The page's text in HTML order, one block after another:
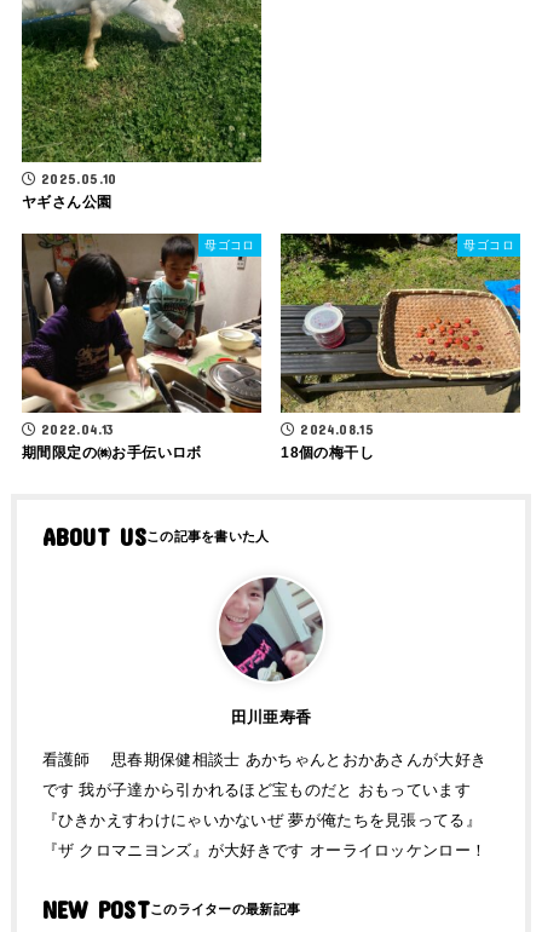
2025.05.10
ヤギさん公園
母ゴコロ
2022.04.13
期間限定の㈱お手伝いロボ
母ゴコロ
2024.08.15
18個の梅干し
ABOUT US
田川亜寿香
看護師 思春期保健相談士 あかちゃんとおかあさんが大好き
です 我が子達から引かれるほど宝ものだと おもっています
『ひきかえすわけにゃいかないぜ 夢が俺たちを見張ってる』
『ザ クロマニヨンズ』が大好きです オーライロッケンロー！
NEW POST